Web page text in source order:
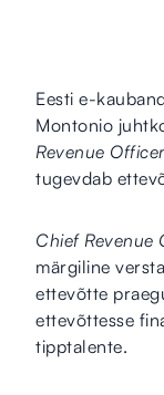
Eesti e-
Montonio
Revenue Officer
tugevdab
Chief Revenue
märgiline
ettevõtte
ettevõttesse
tipptalente.